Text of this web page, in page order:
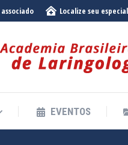
Localize seu
EVENTOS
EVENTOS